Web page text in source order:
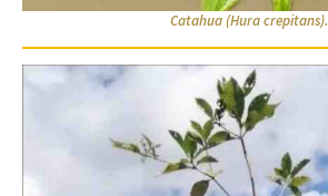
Catahua (Hura crepitans).